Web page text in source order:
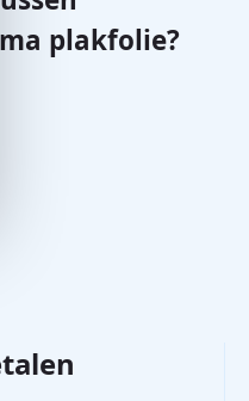
plakfolie?